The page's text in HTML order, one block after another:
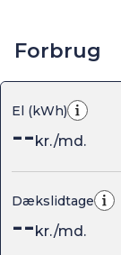
Forbrug
El (kWh)
--kr./md.
Dækslidtage
--kr./md.